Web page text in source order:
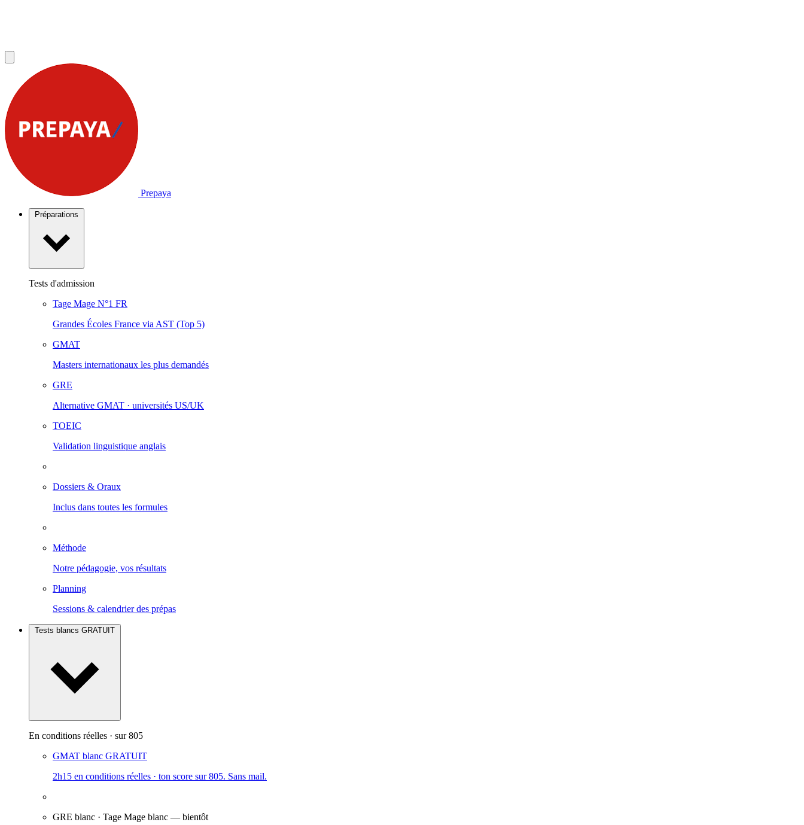
Prepaya
Tests d'admission
Tage Mage N°1 FR
Grandes Écoles France via AST (Top 5)
GMAT
Masters internationaux les plus demandés
GRE
Alternative GMAT · universités US/UK
TOEIC
Validation linguistique anglais
Dossiers & Oraux
Inclus dans toutes les formules
Méthode
Notre pédagogie, vos résultats
Planning
Sessions & calendrier des prépas
Tests blancs GRATUIT
En conditions réelles · sur 805
GMAT blanc GRATUIT
2h15 en conditions réelles · ton score sur 805. Sans mail.
GRE blanc · Tage Mage blanc — bientôt